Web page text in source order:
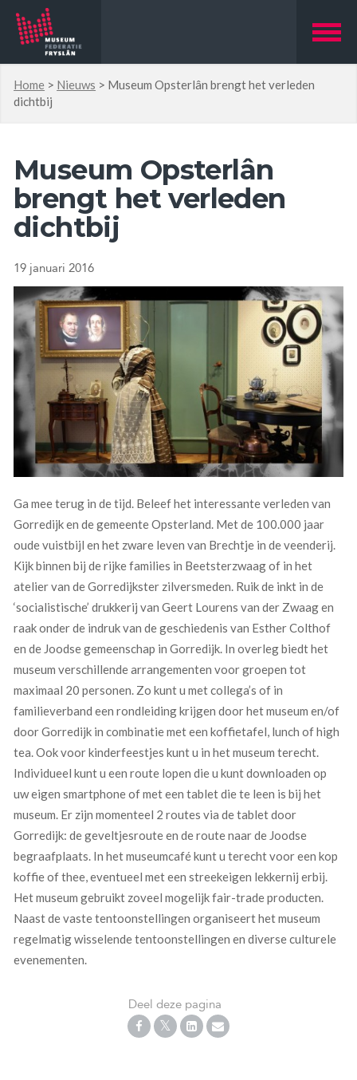
Home > Nieuws > Museum Opsterlân brengt het verleden
dichtbij
Museum Opsterlân
brengt het verleden
dichtbij
19 januari 2016
Ga mee terug in de tijd. Beleef het interessante verleden van
Gorredijk en de gemeente Opsterland. Met de 100.000 jaar
oude vuistbijl en het zware leven van Brechtje in de veenderij.
Kijk binnen bij de rijke families in Beetsterzwaag of in het
atelier van de Gorredijkster zilversmeden. Ruik de inkt in de
‘socialistische’ drukkerij van Geert Lourens van der Zwaag en
raak onder de indruk van de geschiedenis van Esther Colthof
en de Joodse gemeenschap in Gorredijk. In overleg biedt het
museum verschillende arrangementen voor groepen tot
maximaal 20 personen. Zo kunt u met collega’s of in
familieverband een rondleiding krijgen door het museum en/of
door Gorredijk in combinatie met een koffietafel, lunch of high
tea. Ook voor kinderfeestjes kunt u in het museum terecht.
Individueel kunt u een route lopen die u kunt downloaden op
uw eigen smartphone of met een tablet die te leen is bij het
museum. Er zijn momenteel 2 routes via de tablet door
Gorredijk: de geveltjesroute en de route naar de Joodse
begraafplaats. In het museumcafé kunt u terecht voor een kop
koffie of thee, eventueel met een streekeigen lekkernij erbij.
Het museum gebruikt zoveel mogelijk fair-trade producten.
Naast de vaste tentoonstellingen organiseert het museum
regelmatig wisselende tentoonstellingen en diverse culturele
evenementen.
Deel deze pagina